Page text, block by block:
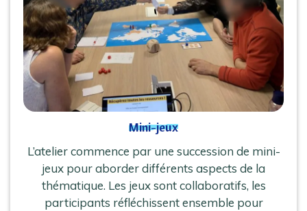
Mini-jeux
L’atelier commence par une succession de mini-
jeux pour aborder différents aspects de la
thématique. Les jeux sont collaboratifs, les
participants réfléchissent ensemble pour